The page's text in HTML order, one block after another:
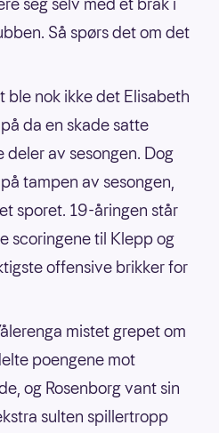
Så spørs det om det
ble nok ikke det Elisabeth
da en skade satte
deler av sesongen. Dog
tampen av sesongen,
sporet. 19-åringen står
scoringene til Klepp og
offensive brikker for
mistet grepet om
poengene mot
og Rosenborg vant sin
sulten spillertropp